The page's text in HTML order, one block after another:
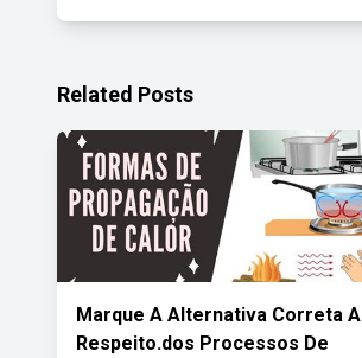
Related Posts
Marque A Alternativa Correta A
Respeito.dos Processos De